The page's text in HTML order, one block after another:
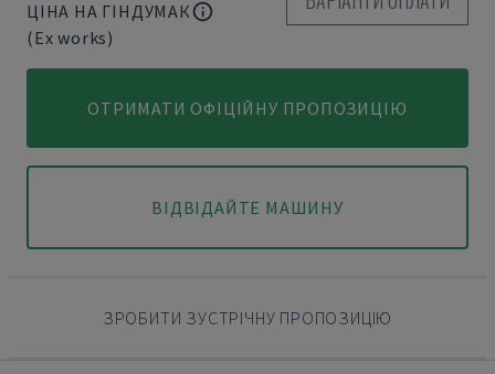
ЦІНА НА ГІНДУМАК
(Ex works)
ОТРИМАТИ ОФІЦІЙНУ ПРОПОЗИЦІЮ
ВІДВІДАЙТЕ МАШИНУ
ЗРОБИТИ ЗУСТРІЧНУ ПРОПОЗИЦІЮ